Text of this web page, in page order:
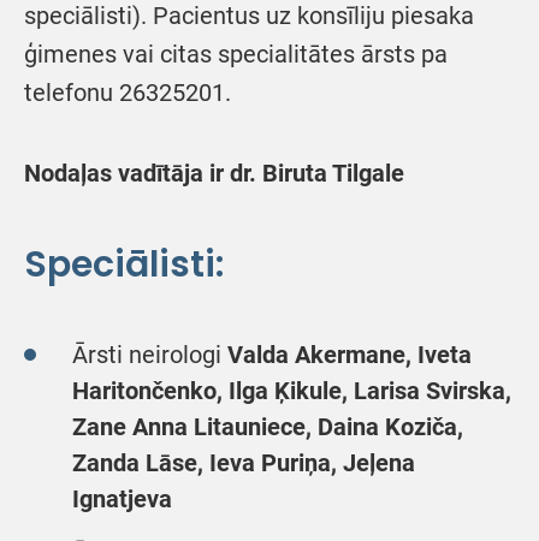
speciālisti). Pacientus uz konsīliju piesaka
ģimenes vai citas specialitātes ārsts pa
telefonu 26325201.
Nodaļas vadītāja ir dr. Biruta Tilgale
Speciālisti:
Ārsti neirologi Valda Akermane, Iveta
Haritončenko, Ilga Ķikule, Larisa Svirska,
Zane Anna Litauniece, Daina Koziča,
Zanda Lāse, Ieva Puriņa, Jeļena
Ignatjeva